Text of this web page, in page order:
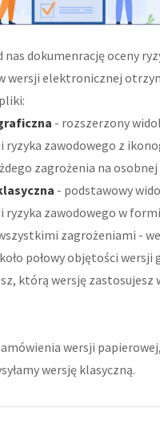
nas dokumenrację oceny
wersji elektronicznej
- rozszerzony
ryzyka zawodowego z
zagrożenia na
- podstawowy
ryzyka zawodowego w
zagrożeniami -
połowy objętości wersji
którą wersję zastosujesz
wersji papierowej,
wersję klasyczną.